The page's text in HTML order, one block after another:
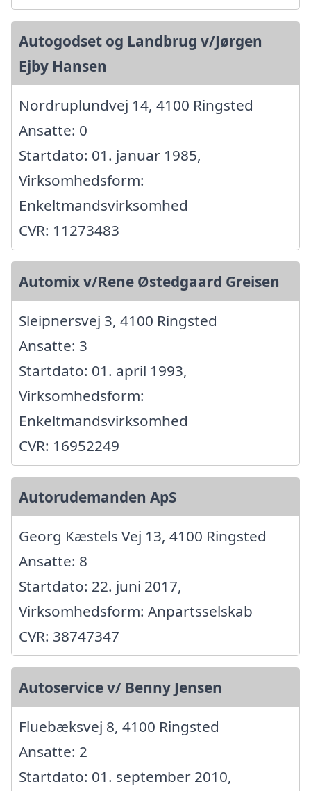
Autogodset og Landbrug v/Jørgen
Ejby Hansen
Nordruplundvej 14, 4100 Ringsted
Ansatte: 0
Startdato: 01. januar 1985,
Virksomhedsform:
Enkeltmandsvirksomhed
CVR: 11273483
Automix v/Rene Østedgaard Greisen
Sleipnersvej 3, 4100 Ringsted
Ansatte: 3
Startdato: 01. april 1993,
Virksomhedsform:
Enkeltmandsvirksomhed
CVR: 16952249
Autorudemanden ApS
Georg Kæstels Vej 13, 4100 Ringsted
Ansatte: 8
Startdato: 22. juni 2017,
Virksomhedsform: Anpartsselskab
CVR: 38747347
Autoservice v/ Benny Jensen
Fluebæksvej 8, 4100 Ringsted
Ansatte: 2
Startdato: 01. september 2010,